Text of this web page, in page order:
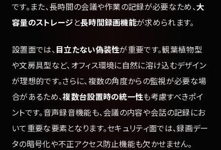
です。また、長時間の会議や作業の記録が必要なため、大
容量のストレージと長時間録画機能が求められます。
設置面では、 目立たない偽装性が重要です。観葉植物型
や文房具型など、オフィス環境に自然に溶け込むデザイン
が理想的です。さらに、複数の角度からの監視が必要な場
合があるため、複数台設置時の統一性も考慮すべきポイ
ントです。音声録音機能も、会議の内容や会話の記録にお
いて重要な要素となります。セキュリティ面では、録画デー
タの暗号化や不正アクセス防止機能も欠かせません。